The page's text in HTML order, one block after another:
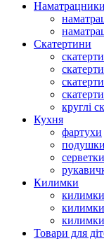
Наматрацники
Скатертини
круглі
Кухня
фартухи
подушки
Килимки
килимки
килимки
Товари для